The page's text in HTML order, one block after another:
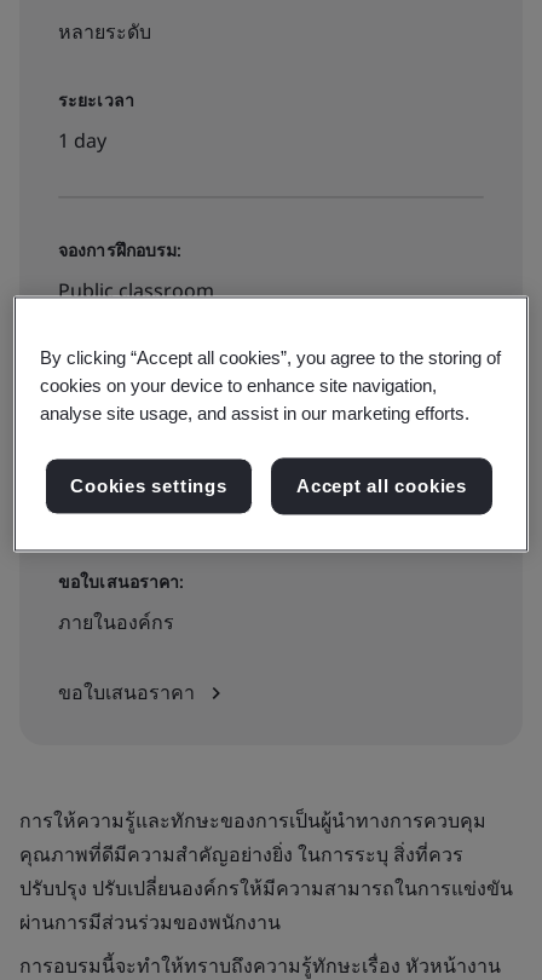
หลายระดับ
ระยะเวลา
1 day
จองการฝึกอบรม:
Public classroom
฿4000
สำรองที่นั่ง
ขอใบเสนอราคา:
ภายในองค์กร
ขอใบเสนอราคา
การให้ความรู้และทักษะของการเป็นผู้นำทางการควบคุม
คุณภาพที่ดีมีความสำคัญอย่างยิ่ง ในการระบุ สิ่งที่ควร
ปรับปรุง ปรับเปลี่ยนองค์กรให้มีความสามารถในการแข่งขัน
ผ่านการมีส่วนร่วมของพนักงาน
การอบรมนี้จะทำให้ทราบถึงความรู้ทักษะเรื่อง หัวหน้างาน
By clicking “Accept all cookies”, you agree to the storing of
cookies on your device to enhance site navigation,
analyse site usage, and assist in our marketing efforts.
Cookies settings Accept all cookies